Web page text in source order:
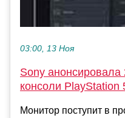
03:00, 13 Ноя
Sony анонсировала
консоли PlayStation
Монитор поступит в